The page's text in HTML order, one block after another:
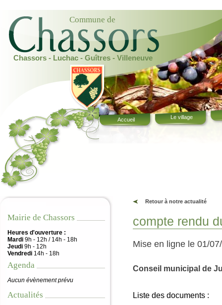
Commune de
Chassors - Luchac - Guîtres - Villeneuve
Accueil Le village
Mairie de Chassors
Heures d'ouverture :
Mardi 9h - 12h / 14h - 18h
Jeudi 9h - 12h
Vendredi 14h - 18h
Agenda
Aucun évènement prévu
Actualités
Retour à notre actualité
compte rendu
Mise en ligne le 01/
Conseil municipal de
Liste des documents :